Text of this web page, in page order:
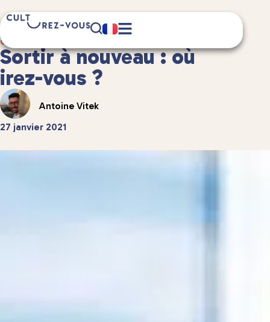
Culture
7 minute(s) de lecture
Sortir à nouveau : où
irez-vous ?
Antoine Vitek
27 janvier 2021